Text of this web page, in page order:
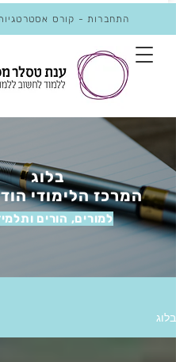
התחברות - קורס
בלוג
המרכז הלימודי
למורים, הורים
בלוג